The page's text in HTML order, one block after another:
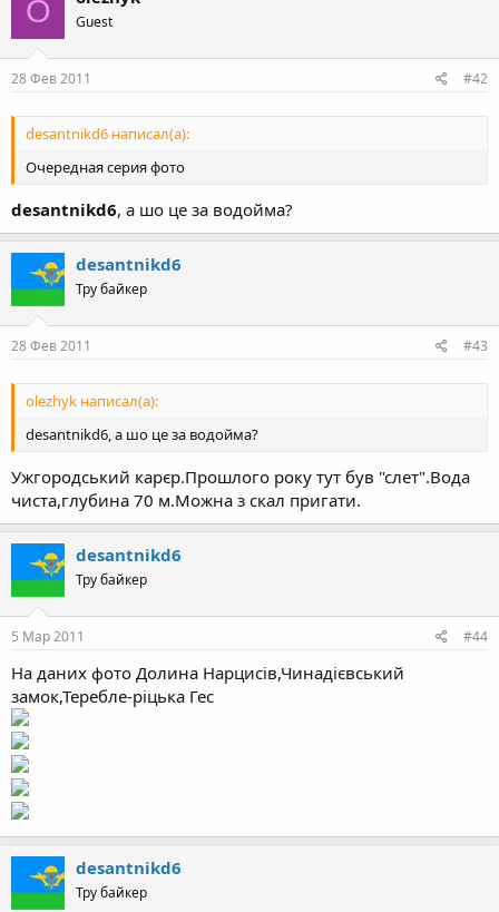
O Guest
28 Фев 2011 #42
desantnikd6 написал(а):
Очередная серия фото
desantnikd6, а шо це за водойма?
desantnikd6
Тру байкер
28 Фев 2011 #43
olezhyk написал(а):
desantnikd6, а шо це за водойма?
Ужгородський карєр.Прошлого року тут був "слет".Вода
чиста,глубина 70 м.Можна з скал пригати.
desantnikd6
Тру байкер
5 Мар 2011 #44
На даних фото Долина Нарцисів,Чинадієвський
замок,Теребле-ріцька Гес
desantnikd6
Тру байкер